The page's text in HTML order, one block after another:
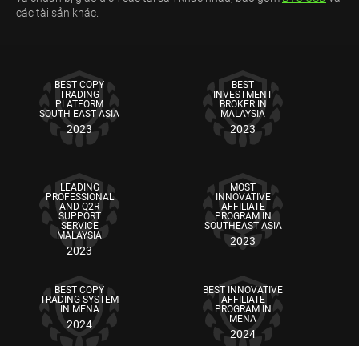
các tài sản khác.
BEST COPY
TRADING
PLATFORM
SOUTH EAST ASIA
2023
BEST
INVESTMENT
BROKER IN
MALAYSIA
2023
LEADING
PROFESSIONAL
AND Q2R
SUPPORT
SERVICE
MALAYSIA
2023
MOST
INNOVATIVE
AFFILIATE
PROGRAM IN
SOUTHEAST ASIA
2023
BEST COPY
TRADING SYSTEM
IN MENA
2024
BEST INNOVATIVE
AFFILIATE
PROGRAM IN
MENA
2024